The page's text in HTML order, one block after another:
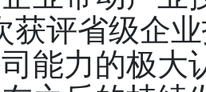
评省级企业
能力的极大